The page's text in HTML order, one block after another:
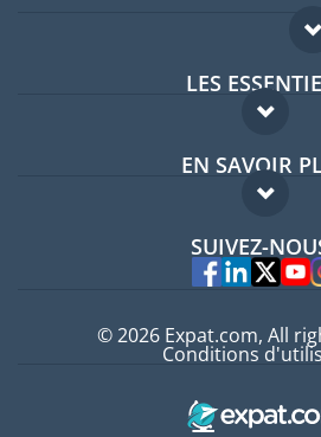
LES
Forum
Guides pays
EN SAVOIR
FAQ
Experts
SUIVEZ-
© 2026 Expat.com, All
Conditions